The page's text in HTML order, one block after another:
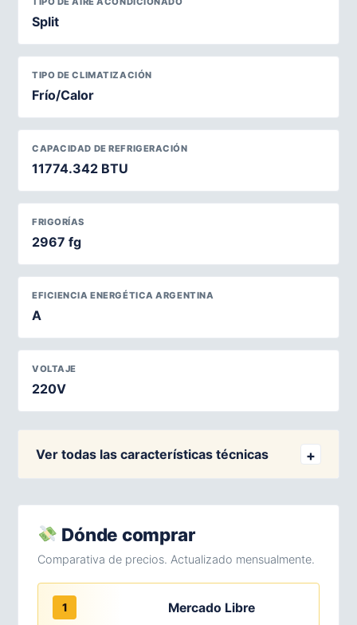
Split
TIPO DE CLIMATIZACIÓN
Frío/Calor
CAPACIDAD DE REFRIGERACIÓN
11774.342 BTU
FRIGORÍAS
2967 fg
EFICIENCIA ENERGÉTICA ARGENTINA
A
VOLTAJE
220V
Ver todas las características técnicas
Dónde comprar
Comparativa de precios. Actualizado mensualmente.
1 Mercado Libre